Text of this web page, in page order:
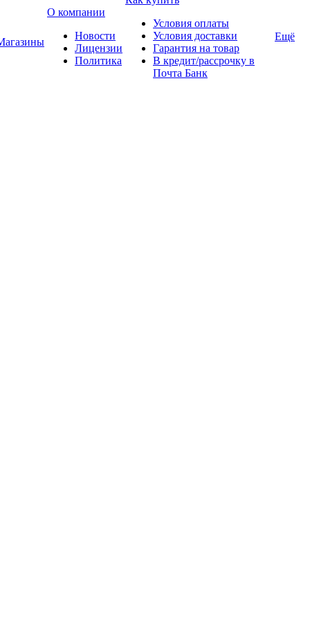
О компании
Новости
Лицензии
Политика
Условия оплаты
Условия доставки
Гарантия на товар
В кредит/рассрочку в
Почта Банк
Ещё